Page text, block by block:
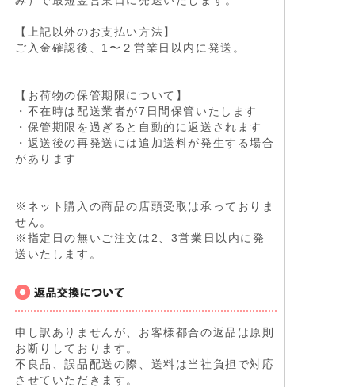
【上記以外のお支払い方法】
ご入金確認後、1〜２営業日以内に発送。
【お荷物の保管期限について】
・不在時は配送業者が7日間保管いたします
・保管期限を過ぎると自動的に返送されます
・返送後の再発送には追加送料が発生する場合
があります
※ネット購入の商品の店頭受取は承っておりま
せん。
※指定日の無いご注文は2、3営業日以内に発
送いたします。
申し訳ありませんが、お客様都合の返品は原則
お断りしております。
不良品、誤品配送の際、送料は当社負担で対応
させていただきます。